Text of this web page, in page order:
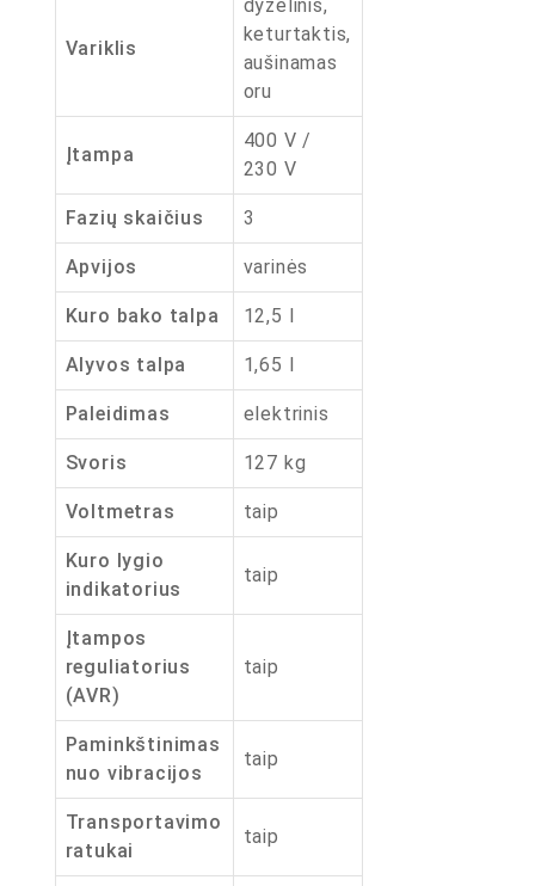
Variklis
dyzelinis,
keturtaktis,
aušinamas
oru
Įtampa
400 V /
230 V
Fazių skaičius 3
Apvijos varinės
Kuro bako talpa 12,5 l
Alyvos talpa 1,65 l
Paleidimas elektrinis
Svoris 127 kg
Voltmetras taip
Kuro lygio
indikatorius
taip
Įtampos
reguliatorius
(AVR)
taip
Paminkštinimas
nuo vibracijos
taip
Transportavimo
ratukai
taip